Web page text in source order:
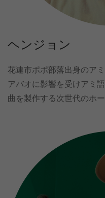
ヘンジョン
花連市ポポ部落出身のアミ
アバオに影響を受けアミ
曲を製作する次世代のホー